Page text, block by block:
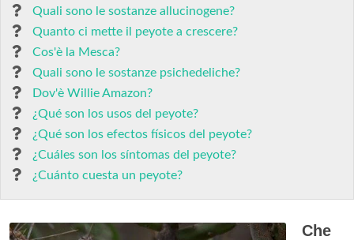
Quali sono le sostanze allucinogene?
Quanto ci mette il peyote a crescere?
Cos'è la Mesca?
Quali sono le sostanze psichedeliche?
Dov'è Willie Amazon?
¿Qué son los usos del peyote?
¿Qué son los efectos físicos del peyote?
¿Cuáles son los síntomas del peyote?
¿Cuánto cuesta un peyote?
Che